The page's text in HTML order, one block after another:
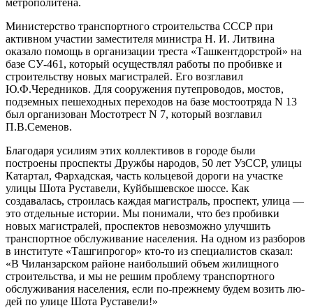
Министерство транспортного строительства СССР при
активном участии заместителя министра Н. И. Литвина
оказало помощь в организации треста «Ташкентдорстрой» на
базе СУ-461, который осуществлял работы по пробивке и
строительству новых магистра­лей. Его возглавил
Ю.Ф.Чередников. Для сооружения путепроводов, мостов,
подземных пешеходных перехо­дов на базе мостоотряда N 13
был организован Мостот­рест N 7, который возглавил
П.В.Семенов.
Благодаря усилиям этих коллективов в городе были
построены проспекты Дружбы народов, 50 лет УзССР, улицы
Катартал, Фархадская, часть кольцевой дороги на участке
улицы Шота Руставели, Куйбышевское шос­се. Как
создавалась, строилась каждая магистраль, про­спект, улица —
это отдельные истории. Мы понимали, что без пробивки
новых магистралей, проспектов не­возможно улучшить
транспортное обслуживание насе­ления. На одном из разборов
в институте «Ташгипрогор» кто-то из специалистов сказал:
«В Чиланзарском районе наибольший объем жилищного
строительст­ва, и мы не решим проблему транспортного
обслужи­вания населения, если по-прежнему будем возить лю­
дей по улице Шота Руставели!»